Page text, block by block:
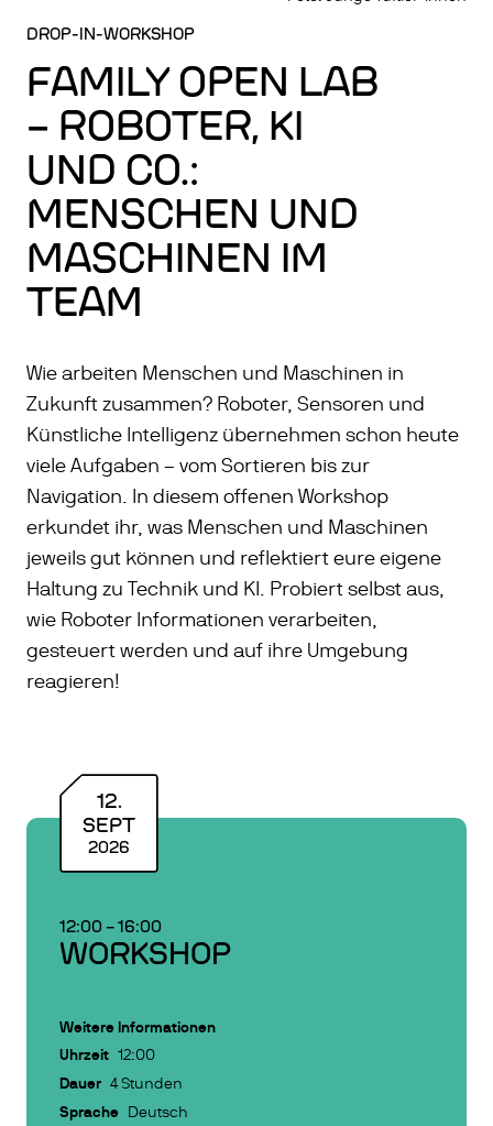
DROP-IN-WORKSHOP
FAMILY OPEN LAB
– ROBOTER, KI
UND CO.:
MENSCHEN UND
MASCHINEN IM
TEAM
Wie arbeiten Menschen und Maschinen in
Zukunft zusammen? Roboter, Sensoren und
Künstliche Intelligenz übernehmen schon heute
viele Aufgaben – vom Sortieren bis zur
Navigation. In diesem offenen Workshop
erkundet ihr, was Menschen und Maschinen
jeweils gut können und reflektiert eure eigene
Haltung zu Technik und KI. Probiert selbst aus,
wie Roboter Informationen verarbeiten,
gesteuert werden und auf ihre Umgebung
reagieren!
12.
SEPT
2026
12:00 –16:00
WORKSHOP
Weitere Informationen
Uhrzeit 12:00
Dauer 4 Stunden
Sprache Deutsch